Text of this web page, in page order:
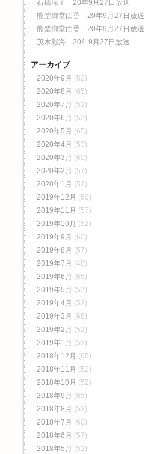
石橋涼子 20年9月27日放送
熊埜御堂由香 20年9月27日放送
熊埜御堂由香 20年9月27日放送
茂木彩海 20年9月27日放送
アーカイブ
2020年9月 (52)
2020年8月 (65)
2020年7月 (52)
2020年6月 (52)
2020年5月 (65)
2020年4月 (53)
2020年3月 (60)
2020年2月 (57)
2020年1月 (52)
2019年12月 (60)
2019年11月 (57)
2019年10月 (52)
2019年9月 (60)
2019年8月 (57)
2019年7月 (48)
2019年6月 (65)
2019年5月 (52)
2019年4月 (52)
2019年3月 (65)
2019年2月 (52)
2019年1月 (53)
2018年12月 (65)
2018年11月 (52)
2018年10月 (52)
2018年9月 (65)
2018年8月 (52)
2018年7月 (60)
2018年6月 (57)
2018年5月 (52)